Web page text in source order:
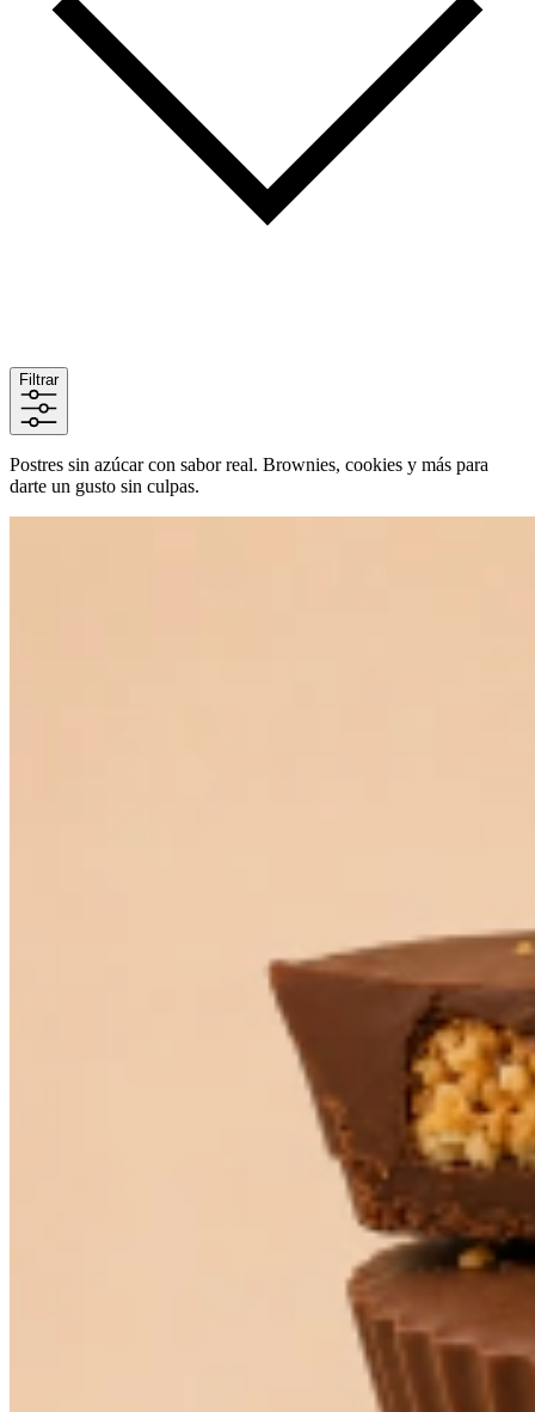
Filtrar
Postres sin azúcar con sabor real. Brownies, cookies y más para
darte un gusto sin culpas.